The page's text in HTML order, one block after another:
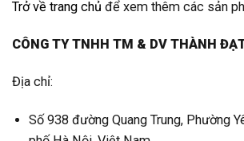
Trở về trang chủ để xem thêm các sản
CÔNG TY TNHH TM & DV THÀNH
Địa chỉ:
Số 938 đường Quang Trung, Phường